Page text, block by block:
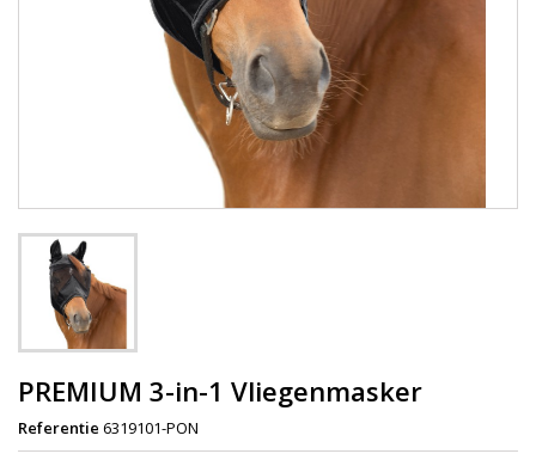
PREMIUM 3-in-1 Vliegenmasker
Referentie 6319101-PON